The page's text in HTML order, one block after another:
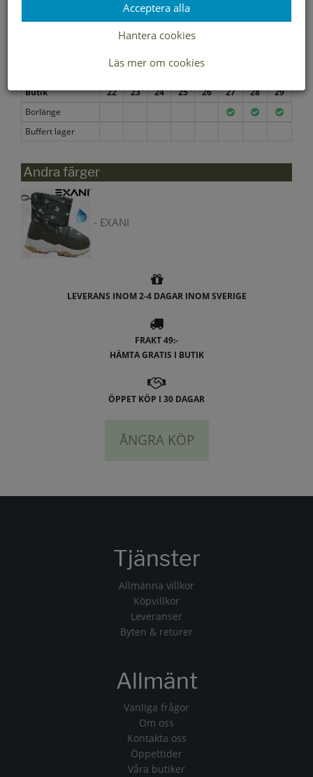
ENDAST I BUTIK
Lagerstatus per butik
Butik
22 23 24 25 26 27 28
29
Borlänge
Buffert lager
Andra färger
- EXANI
LEVERANS INOM 2-4 DAGAR INOM SVERIGE
FRAKT 49:-
HÄMTA GRATIS I BUTIK
ÖPPET KÖP I 30 DAGAR
ÅNGRA KÖP
Acceptera alla
Hantera cookies
Läs mer om cookies
Tjänster
Allmänna villkor
Köpvillkor
Leveranser
Byten & returer
Allmänt
Vanliga frågor
Om oss
Kontakta oss
Öppettider
Våra butiker